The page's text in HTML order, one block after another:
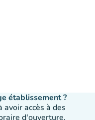
établissement ?
accès à des
d'ouverture,